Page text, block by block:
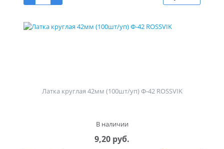
Латка круглая 42мм (100шт/уп) Ф-42 ROSSVIK
В наличии
9,20 руб.